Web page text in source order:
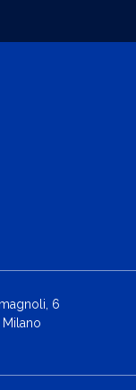
6
Milano